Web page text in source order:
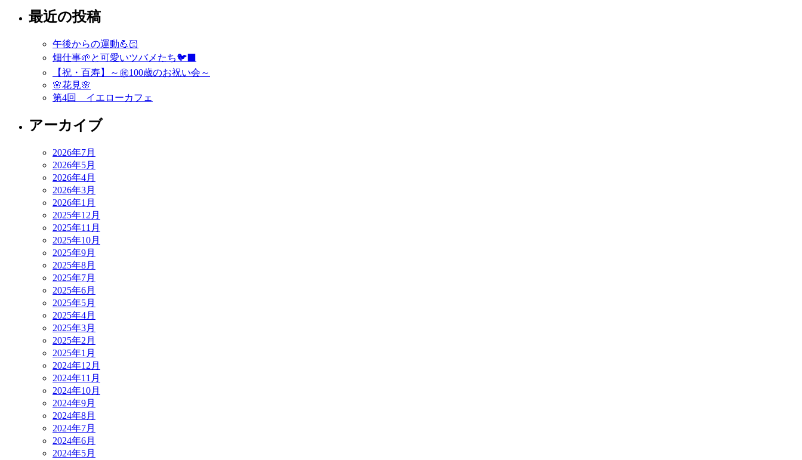
最近の投稿
午後からの運動💪🏻
畑仕事🌱と可愛いツバメたち🐦‍⬛
【祝・百寿】～㊗️100歳のお祝い会～
🌸花見🌸
第4回 イエローカフェ
アーカイブ
2026年7月
2026年5月
2026年4月
2026年3月
2026年1月
2025年12月
2025年11月
2025年10月
2025年9月
2025年8月
2025年7月
2025年6月
2025年5月
2025年4月
2025年3月
2025年2月
2025年1月
2024年12月
2024年11月
2024年10月
2024年9月
2024年8月
2024年7月
2024年6月
2024年5月